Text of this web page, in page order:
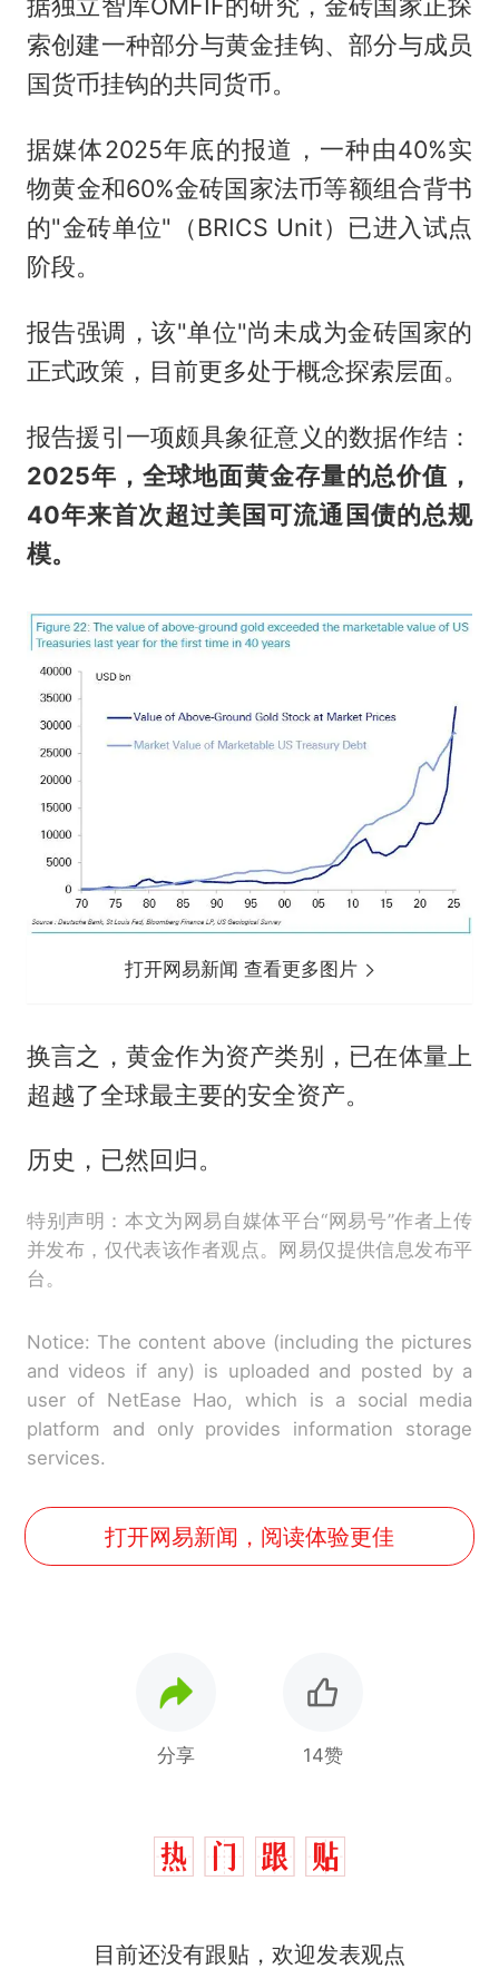
索创建一种部分与黄金挂钩、部分与成员
国货币挂钩的共同货币。
据媒体2025年底的报道，一种由40%实
物黄金和60%金砖国家法币等额组合背书
的"金砖单位"（BRICS Unit）已进入试点
阶段。
报告强调，该"单位"尚未成为金砖国家的
正式政策，目前更多处于概念探索层面。
报告援引一项颇具象征意义的数据作结：
2025年，全球地面黄金存量的总价值，
40年来首次超过美国可流通国债的总规
模。
打开网易新闻 查看更多图片
换言之，黄金作为资产类别，已在体量上
超越了全球最主要的安全资产。
历史，已然回归。
特别声明：本文为网易自媒体平台“网易号”作者上传
并发布，仅代表该作者观点。网易仅提供信息发布平
台。
Notice: The content above (including the pictures
and videos if any) is uploaded and posted by a
user of NetEase Hao, which is a social media
platform and only provides information storage
services.
打开网易新闻，阅读体验更佳
分享 14赞
目前还没有跟贴，欢迎发表观点